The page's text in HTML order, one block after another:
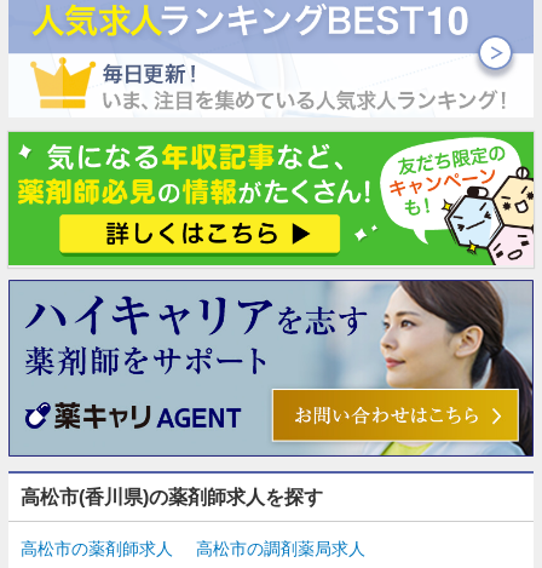
高松市(香川県)の薬剤師求人を探す
高松市の薬剤師求人
高松市の調剤薬局求人